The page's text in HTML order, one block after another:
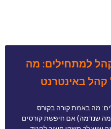
למתחילים: מה
קהל באינטרנט
מה באמת קורה בקורס
שנדמה) אם חיפשת קורסים